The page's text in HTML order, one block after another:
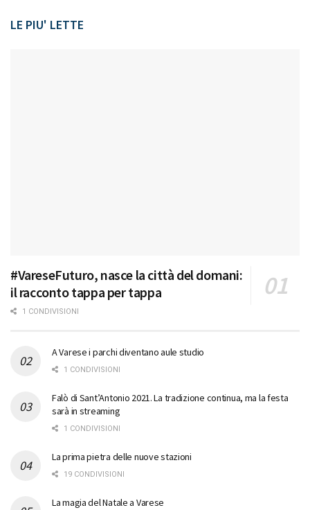
LE PIU' LETTE
#VareseFuturo, nasce la città del domani:
il racconto tappa per tappa
1 CONDIVISIONI
A Varese i parchi diventano aule studio
1 CONDIVISIONI
Falò di Sant’Antonio 2021. La tradizione continua, ma la festa
sarà in streaming
1 CONDIVISIONI
La prima pietra delle nuove stazioni
19 CONDIVISIONI
La magia del Natale a Varese